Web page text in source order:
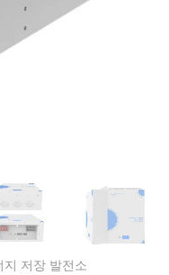
지 저장 발전소